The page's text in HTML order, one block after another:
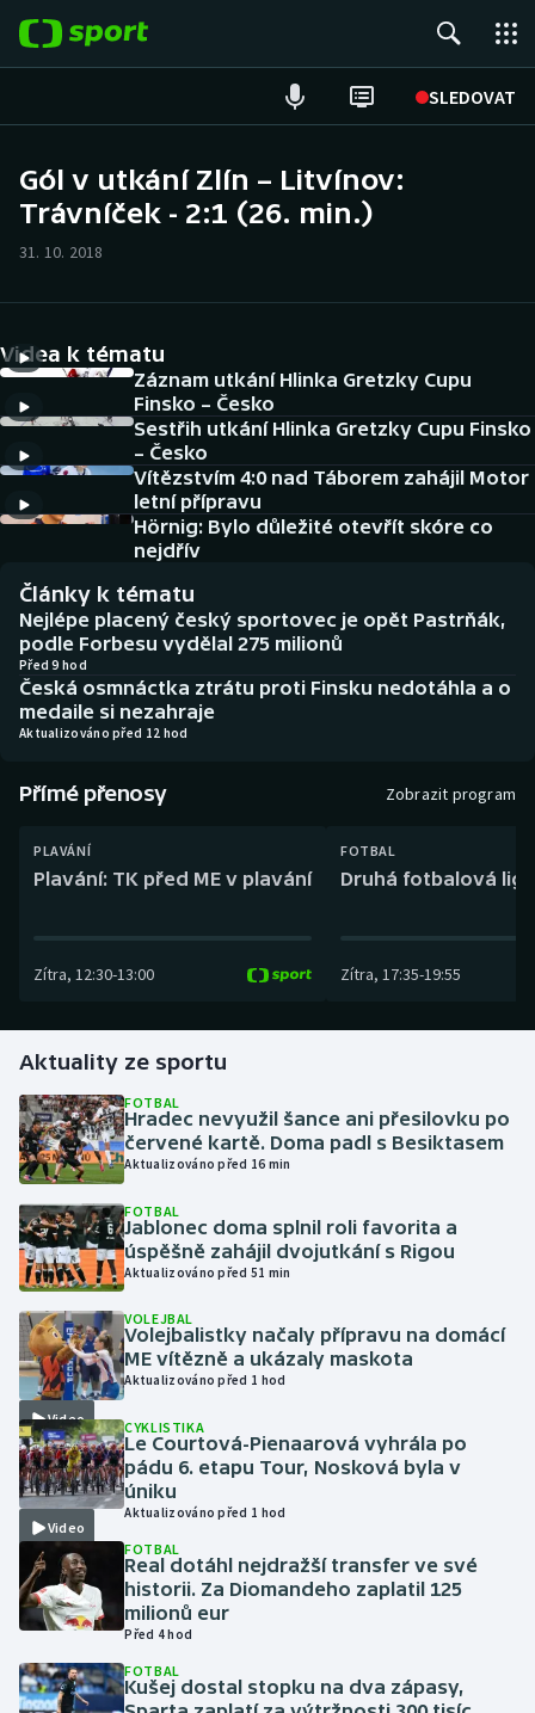
SLEDOVAT
Hokej
Cyklistika
DALŠÍ SPORTY
Americký fotbal
Baseball a softbal
Basketbal
Biatlon
Boby a skeleton
Box
Curling
Golf
Gymnastika
Házená
Jezdectví
Judo
Krasobruslení
Lezení
Lyže a snowboard
Moderní pětiboj
Motorsport
Olympijské hry
Parasport
NEPŘEHLÉDNĚTE
Historické návraty
Aplikace ČT sport
AZ kvíz
Gól v utkání Zlín – Litvínov:
Trávníček - 2:1 (26. min.)
31. 10. 2018
Videa k tématu
Záznam utkání Hlinka Gretzky Cupu
Finsko – Česko
Sestřih utkání Hlinka Gretzky Cupu Finsko
– Česko
Vítězstvím 4:0 nad Táborem zahájil Motor
letní přípravu
Hörnig: Bylo důležité otevřít skóre co
nejdřív
Články k tématu
Nejlépe placený český sportovec je opět Pastrňák,
podle Forbesu vydělal 275 milionů
Před 9 hod
Česká osmnáctka ztrátu proti Finsku nedotáhla a o
medaile si nezahraje
Aktualizováno před 12 hod
Přímé přenosy Zobrazit program
PLAVÁNÍ
Plavání: TK před ME v plavání
Zítra, 12:30-13:00
FOTBAL
Druhá fotbalová
Zítra, 17:35-19:55
Aktuality ze sportu
FOTBAL
Hradec nevyužil šance ani přesilovku po
červené kartě. Doma padl s Besiktasem
Aktualizováno před 16 min
FOTBAL
Jablonec doma splnil roli favorita a
úspěšně zahájil dvojutkání s Rigou
Aktualizováno před 51 min
Video
VOLEJBAL
Volejbalistky načaly přípravu na domácí
ME vítězně a ukázaly maskota
Aktualizováno před 1 hod
Video
CYKLISTIKA
Le Courtová-Pienaarová vyhrála po
pádu 6. etapu Tour, Nosková byla v
úniku
Aktualizováno před 1 hod
FOTBAL
Real dotáhl nejdražší transfer ve své
historii. Za Diomandeho zaplatil 125
milionů eur
Před 4 hod
FOTBAL
Kušej dostal stopku na dva zápasy,